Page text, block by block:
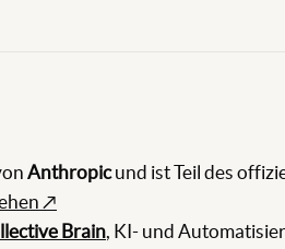
Anthropicund ist Teil des
↗
Brain, KI- und